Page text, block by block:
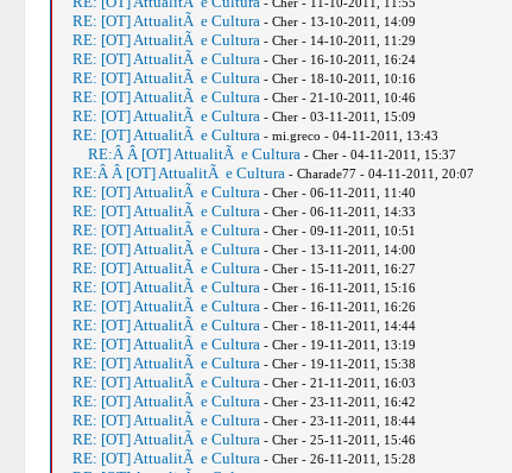
RE: [OT] AttualitÃ e Cultura - Cher - 13-10-2011, 14:09
RE: [OT] AttualitÃ e Cultura - Cher - 14-10-2011, 11:29
RE: [OT] AttualitÃ e Cultura - Cher - 16-10-2011, 16:24
RE: [OT] AttualitÃ e Cultura - Cher - 18-10-2011, 10:16
RE: [OT] AttualitÃ e Cultura - Cher - 21-10-2011, 10:46
RE: [OT] AttualitÃ e Cultura - Cher - 03-11-2011, 15:09
RE: [OT] AttualitÃ e Cultura - mi.greco - 04-11-2011, 13:43
RE:Â Â [OT] AttualitÃ e Cultura - Cher - 04-11-2011, 15:37
RE:Â Â [OT] AttualitÃ e Cultura - Charade77 - 04-11-2011, 20:07
RE: [OT] AttualitÃ e Cultura - Cher - 06-11-2011, 11:40
RE: [OT] AttualitÃ e Cultura - Cher - 06-11-2011, 14:33
RE: [OT] AttualitÃ e Cultura - Cher - 09-11-2011, 10:51
RE: [OT] AttualitÃ e Cultura - Cher - 13-11-2011, 14:00
RE: [OT] AttualitÃ e Cultura - Cher - 15-11-2011, 16:27
RE: [OT] AttualitÃ e Cultura - Cher - 16-11-2011, 15:16
RE: [OT] AttualitÃ e Cultura - Cher - 16-11-2011, 16:26
RE: [OT] AttualitÃ e Cultura - Cher - 18-11-2011, 14:44
RE: [OT] AttualitÃ e Cultura - Cher - 19-11-2011, 13:19
RE: [OT] AttualitÃ e Cultura - Cher - 19-11-2011, 15:38
RE: [OT] AttualitÃ e Cultura - Cher - 21-11-2011, 16:03
RE: [OT] AttualitÃ e Cultura - Cher - 23-11-2011, 16:42
RE: [OT] AttualitÃ e Cultura - Cher - 23-11-2011, 18:44
RE: [OT] AttualitÃ e Cultura - Cher - 25-11-2011, 15:46
RE: [OT] AttualitÃ e Cultura - Cher - 26-11-2011, 15:28